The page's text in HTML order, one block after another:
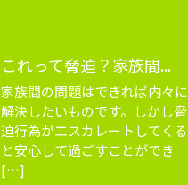
これって脅迫？家族間...
家族間の問題はできれば内々に
解決したいものです。しかし脅
迫行為がエスカレートしてくる
と安心して過ごすことができ
[…]